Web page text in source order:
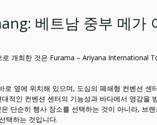
베트남 중부 메가
개최한 것은 Furama – Ariyana International
옆에 위치해 있으며, 도심의 폐쇄형 컨벤션 센
적인 컨벤션 센터의 기능성과 바다에서 영감을
단순히 행사 장소를 선택하는 것이 아니라, 브
택하는 것입니다.